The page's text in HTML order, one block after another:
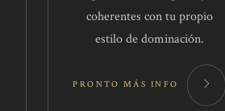
coherentes con tu propio
estilo de dominación.
PRONTO MÁS INFO